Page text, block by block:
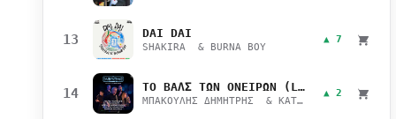
13 DAI DAI
SHAKIRA & BURNA BOY
▲ 7
14 ΤΟ ΒΑΛΣ ΤΩΝ ΟΝΕΙΡΩΝ (LIVE)
ΜΠΑΚΟΥΛΗΣ ΔΗΜΗΤΡΗΣ & ΚΑΤΣΙΜΙΧΑ ΜΑΡΙΑΝΑ
▲ 2